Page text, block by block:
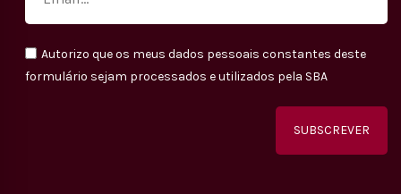
Autorizo que os meus dados pessoais constantes deste
formulário sejam processados e utilizados pela SBA